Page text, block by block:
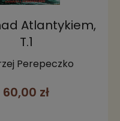
Atlantykiem,
T.1
Perepeczko
60,00 zł